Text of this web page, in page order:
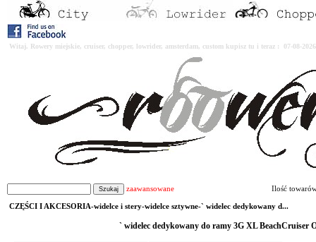
Witaj. Rowery miejskie, cruiser, chopper, lowrider, amsterdam, custom kupisz tu i teraz : 07-08-
zaawansowane Ilość
CZĘŚCI I AKCESORIA-widelce i stery-widelce sztywne-` widelec dedykowany d...
` widelec dedykowany do ramy 3G XL